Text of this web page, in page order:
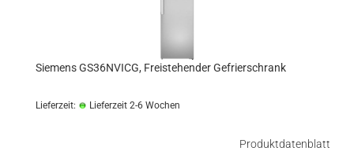
Siemens GS36NVICG, Freistehender Gefrierschrank
Lieferzeit: Lieferzeit 2-6 Wochen
Produktdatenblatt